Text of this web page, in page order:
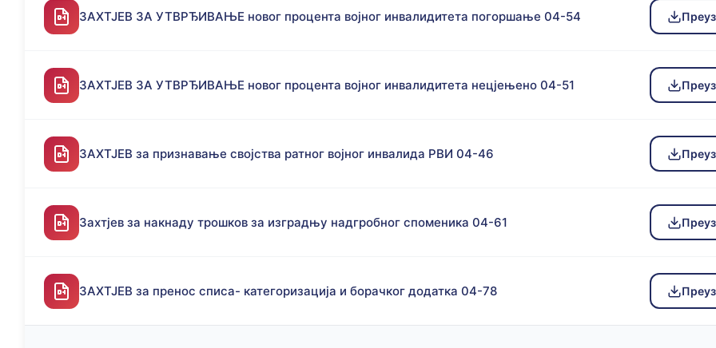
ЗАХТЈЕВ ЗА УТВРЂИВАЊЕ новог процента војног инвалидитета погоршање 04-54
ЗАХТЈЕВ ЗА УТВРЂИВАЊЕ новог процента војног инвалидитета нецјењено 04-51
ЗАХТЈЕВ за признавање својства ратног војног инвалида РВИ 04-46
Захтјев за накнаду трошков за изградњу надгробног споменика 04-61
ЗАХТЈЕВ за пренос списа- категоризација и борачког додатка 04-78